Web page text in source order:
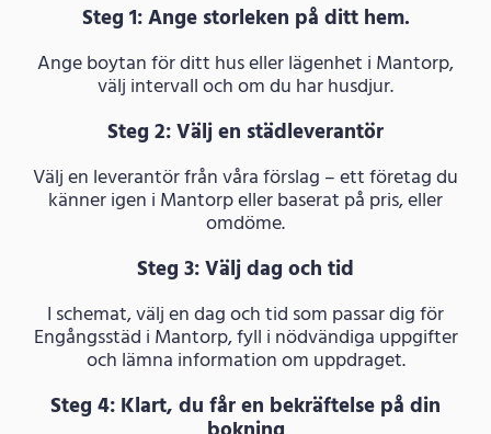
Steg 1: Ange storleken på ditt hem.
Ange boytan för ditt hus eller lägenhet i Mantorp,
välj intervall och om du har husdjur.
Steg 2: Välj en städleverantör
Välj en leverantör från våra förslag – ett företag du
känner igen i Mantorp eller baserat på pris, eller
omdöme.
Steg 3: Välj dag och tid
I schemat, välj en dag och tid som passar dig för
Engångsstäd i Mantorp, fyll i nödvändiga uppgifter
och lämna information om uppdraget.
Steg 4: Klart, du får en bekräftelse på din